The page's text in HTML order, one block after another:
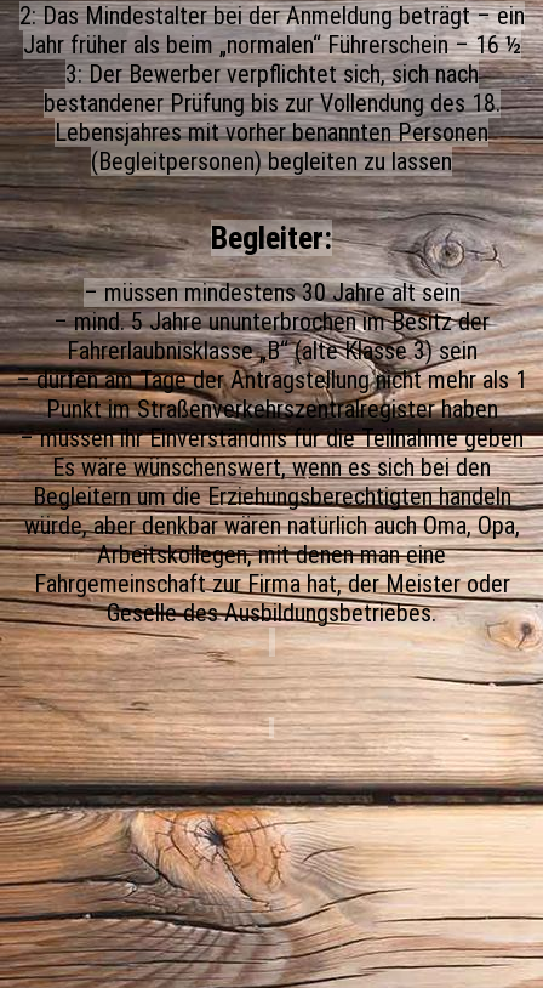
2: Das Mindestalter bei der Anmeldung beträgt – ein
Jahr früher als beim „normalen“ Führerschein – 16 ½
3: Der Bewerber verpflichtet sich, sich nach
bestandener Prüfung bis zur Vollendung des 18.
Lebensjahres mit vorher benannten Personen
(Begleitpersonen) begleiten zu lassen
Begleiter:
– müssen mindestens 30 Jahre alt sein
– mind. 5 Jahre ununterbrochen im Besitz der
Fahrerlaubnisklasse „B“ (alte Klasse 3) sein
– dürfen am Tage der Antragstellung nicht mehr als 1
Punkt im Straßenverkehrszentralregister haben
– müssen ihr Einverständnis für die Teilnahme geben
Es wäre wünschenswert, wenn es sich bei den
Begleitern um die Erziehungsberechtigten handeln
würde, aber denkbar wären natürlich auch Oma, Opa,
Arbeitskollegen, mit denen man eine
Fahrgemeinschaft zur Firma hat, der Meister oder
Geselle des Ausbildungsbetriebes.